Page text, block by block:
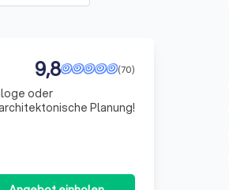
(70)
9,8
oder
Planung!